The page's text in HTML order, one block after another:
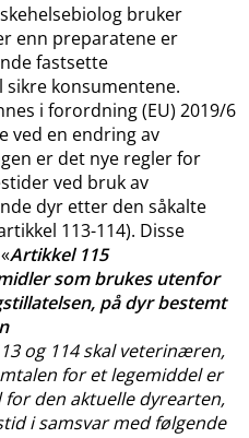
bruker
enn preparatene er
fastsette
konsumentene.
i forordning (EU) 2019/6
ved en endring av
er det nye regler for
ved bruk av
dyr etter den såkalte
113-114). Disse
Artikkel 115
som brukes utenfor
på dyr bestemt
og 114 skal veterinæren,
for et legemiddel er
den aktuelle dyrearten,
i samsvar med følgende